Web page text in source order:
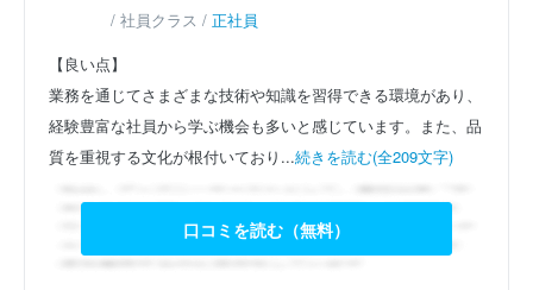
/ 社員クラス / 正社員
【良い点】
業務を通じてさまざまな技術や知識を習得できる環境があり、
経験豊富な社員から学ぶ機会も多いと感じています。また、品
質を重視する文化が根付いており...続きを読む(全209文字)
口コミを読む（無料）